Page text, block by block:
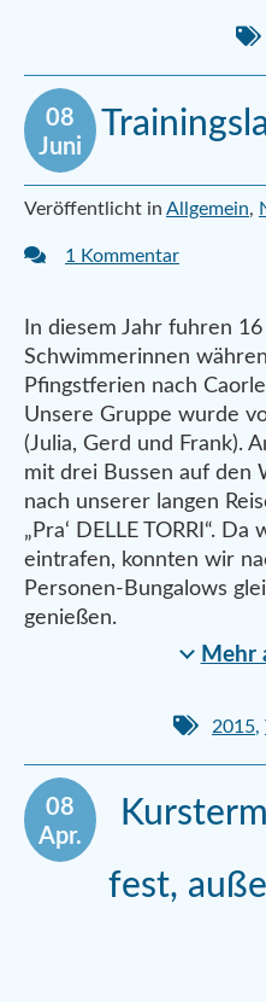
08
Juni
Veröffentlicht in Allgemein,
1 Kommentar
In diesem Jahr fuhren
Schwimmerinnen
Pfingstferien nach
Unsere Gruppe wurde
(Julia, Gerd und Frank).
mit drei Bussen auf den
nach unserer langen
„Pra‘ DELLE TORRI“.
eintrafen, konnten wir
Personen-Bungalows
genießen.
Mehr
2015,
08
Apr.
fest,